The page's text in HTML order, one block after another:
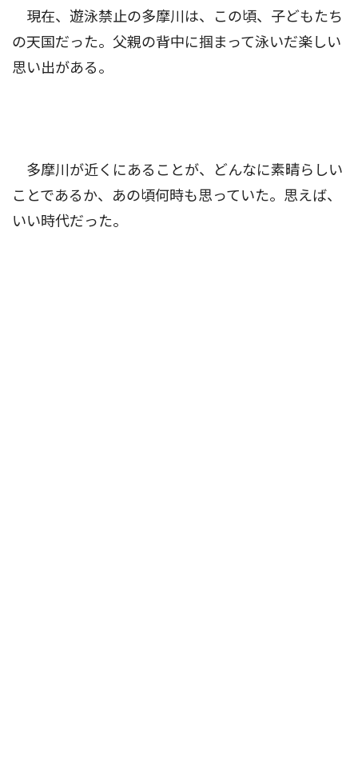
現在、遊泳禁止の多摩川は、この頃、子どもたち
の天国だった。父親の背中に掴まって泳いだ楽しい
思い出がある。
多摩川が近くにあることが、どんなに素晴らしい
ことであるか、あの頃何時も思っていた。思えば、
いい時代だった。